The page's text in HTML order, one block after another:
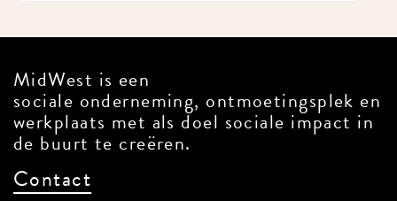
MidWest is een
sociale onderneming, ontmoetingsplek en
werkplaats met als doel sociale impact in
de buurt te creëren.
Contact